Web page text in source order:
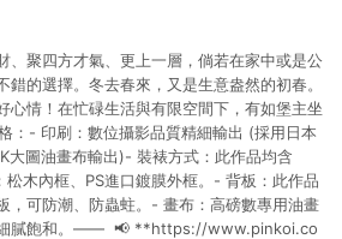
、聚四方才氣、更上一層，倘若在家中或是公
的選擇。冬去春來，又是生意盎然的初春。
心情！在忙碌生活與有限空間下，有如堡主坐
- 印刷：數位攝影品質精細輸出 (採用日本
大圖油畫布輸出)- 裝裱方式：此作品均含
木內框、PS進口鍍膜外框。- 背板：此作品
，可防潮、防蟲蛀。- 畫布：高磅數專用油畫
細膩飽和。—— 📢 **https://www.pinkoi.co